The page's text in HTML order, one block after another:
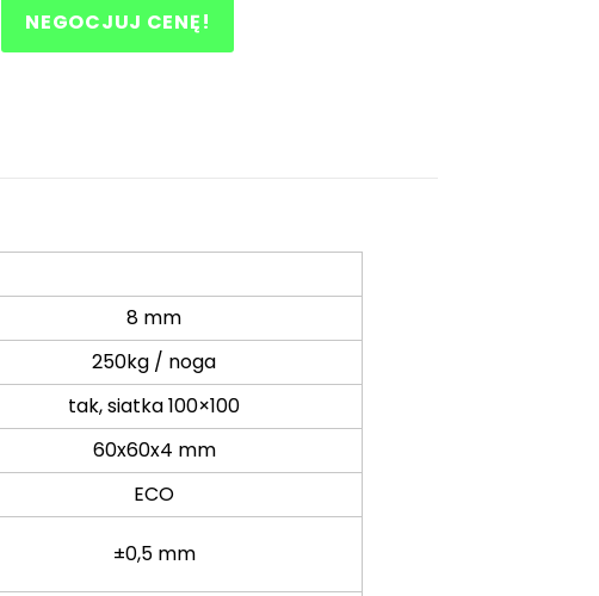
NEGOCJUJ CENĘ!
8 mm
250kg / noga
tak, siatka 100×100
60x60x4 mm
ECO
±0,5 mm